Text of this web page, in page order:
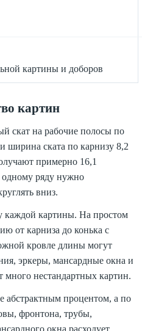
картины и доборов
картин
скат на рабочие полосы по
ширина ската по карнизу 8,2
примерно 16,1
одному ряду нужно
вниз.
каждой картины. На простом
от карниза до конька с
кровле длины могут
эркеры, мансардные окна и
нестандартных картин.
абстрактным процентом, а по
фронтона, трубы,
окна расходует